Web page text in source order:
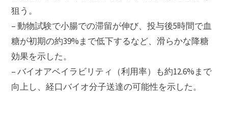
狙う。
– 動物試験で小腸での滞留が伸び、投与後5時間で血
糖が初期の約39%まで低下するなど、滑らかな降糖
効果を示した。
– バイオアベイラビリティ（利用率）も約12.6%まで
向上し、経口バイオ分子送達の可能性を示した。